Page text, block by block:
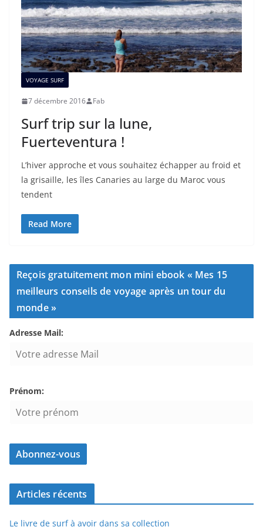
VOYAGE SURF
7 décembre 2016 Fab
Surf trip sur la lune,
Fuerteventura !
L’hiver approche et vous souhaitez échapper au froid et
la grisaille, les îles Canaries au large du Maroc vous
tendent
Read More
Reçois gratuitement mon mini ebook « Mes 15
meilleurs conseils de voyage après un tour du
monde »
Adresse Mail:
Prénom:
Articles récents
Le livre de surf à avoir dans sa collection